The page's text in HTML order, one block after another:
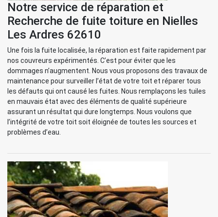
Notre service de réparation et
Recherche de fuite toiture en Nielles
Les Ardres 62610
Une fois la fuite localisée, la réparation est faite rapidement par
nos couvreurs expérimentés. C’est pour éviter que les
dommages n’augmentent. Nous vous proposons des travaux de
maintenance pour surveiller l’état de votre toit et réparer tous
les défauts qui ont causé les fuites. Nous remplaçons les tuiles
en mauvais état avec des éléments de qualité supérieure
assurant un résultat qui dure longtemps. Nous voulons que
l’intégrité de votre toit soit éloignée de toutes les sources et
problèmes d’eau.